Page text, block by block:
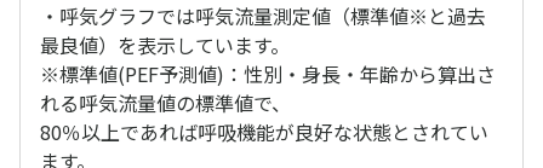
・呼気グラフでは呼気流量測定値（標準値※と過去
最良値）を表示しています。
※標準値(PEF予測値)：性別・身長・年齢から算出さ
れる呼気流量値の標準値で、
80％以上であれば呼吸機能が良好な状態とされてい
ます。